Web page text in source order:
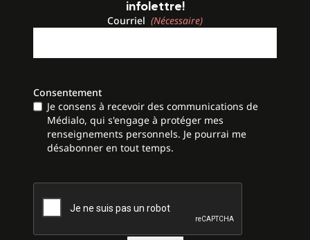
infolettre!
Courriel (Nécessaire)
Consentement
Je consens à recevoir des communications de
Médialo, qui s'engage à protéger mes
renseignements personnels. Je pourrai me
désabonner en tout temps.
CAPTCHA